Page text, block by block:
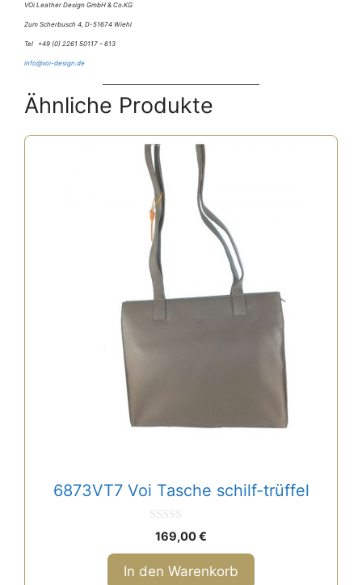
VOi Leather Design GmbH & Co.KG
Zum Scherbusch 4, D-51674 Wiehl
Tel +49 (0) 2261 50117 – 613
info@voi-design.de
Ähnliche Produkte
6873VT7 Voi Tasche schilf-trüffel
0
o
n
5
169,00€
In den Warenkorb